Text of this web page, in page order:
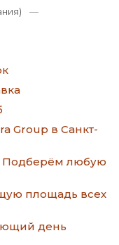
—
Group в Санкт-
Подберём любую
площадь всех
день